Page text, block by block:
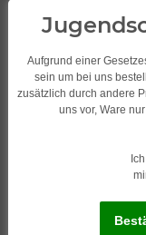
Aufgrund einer
sein um bei uns
zusätzlich durch andere
uns vor, Ware